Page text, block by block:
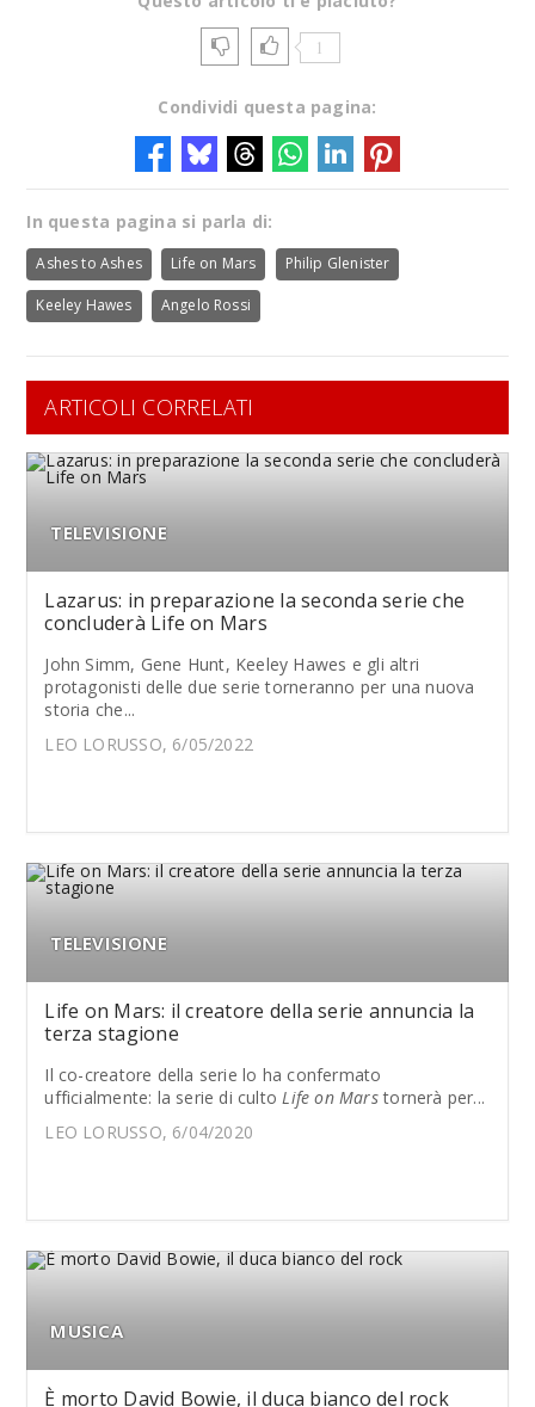
1
Condividi questa pagina:
In questa pagina si parla di:
Ashes to Ashes Life on Mars Philip Glenister
Keeley Hawes Angelo Rossi
ARTICOLI CORRELATI
TELEVISIONE
Lazarus: in preparazione la seconda serie che
concluderà Life on Mars
John Simm, Gene Hunt, Keeley Hawes e gli altri
protagonisti delle due serie torneranno per una nuova
storia che...
LEO LORUSSO, 6/05/2022
TELEVISIONE
Life on Mars: il creatore della serie annuncia la
terza stagione
Il co-creatore della serie lo ha confermato
ufficialmente: la serie di cultoLife on Marstornerà per...
LEO LORUSSO, 6/04/2020
MUSICA
È morto David Bowie, il duca bianco del rock